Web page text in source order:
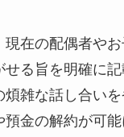
現在の配偶者や
せる旨を明確に
煩雑な話し合い
預金の解約が可